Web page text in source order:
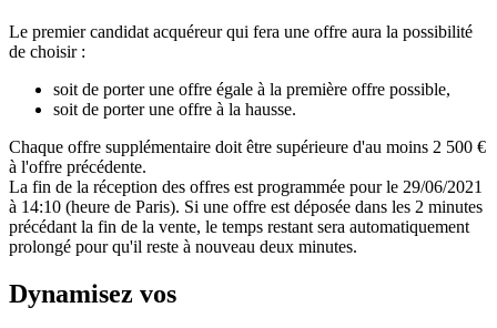
Le premier candidat acquéreur qui fera une offre aura la possibilité
de choisir :
soit de porter une offre égale à la première offre possible,
soit de porter une offre à la hausse.
Chaque offre supplémentaire doit être supérieure d'au moins 2 500 €
à l'offre précédente.
La fin de la réception des offres est programmée pour le 29/06/2021
à 14:10 (heure de Paris). Si une offre est déposée dans les 2 minutes
précédant la fin de la vente, le temps restant sera automatiquement
prolongé pour qu'il reste à nouveau deux minutes.
Dynamisez vos